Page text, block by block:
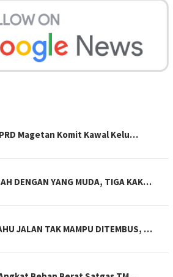
Magetan Komit Kawal Kelu…
DENGAN YANG MUDA, TIGA KAK…
JALAN TAK MAMPU DITEMBUS, …